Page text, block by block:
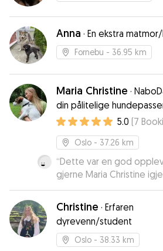
Anna · En ekstra
Fornebu - 36.95 km
Maria Christine ·
din pålitelige
Frogner
5.0 (7
Oslo - 37.26 km
“Dette var en god
gjerne Maria Christine
Christine · Erfaren
dyrevenn/student
Oslo - 38.33 km